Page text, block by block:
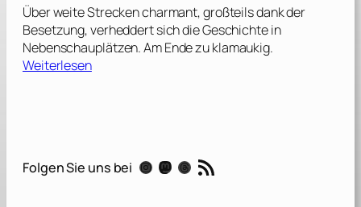
Über weite Strecken charmant, großteils dank der
Besetzung, verheddert sich die Geschichte in
Nebenschauplätzen. Am Ende zu klamaukig.
Weiterlesen:
n
Folgen Sie uns bei Instagram Mastodon Threads RSS-Feed